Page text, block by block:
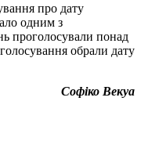
про дату
одним з
проголосували понад
обрали дату
Софіко Векуа